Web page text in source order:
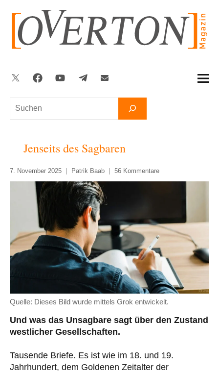
springen
Suchen
Twitter FacebookYouTubeTelegram
Jenseits des Sagbaren
7. November 2025 Patrik Baab 56 Kommentare
Quelle: Dieses Bild wurde mittels Grok entwickelt.
Und was das Unsagbare sagt über den Zustand
westlicher Gesellschaften.
Tausende Briefe. Es ist wie im 18. und 19.
Jahrhundert, dem Goldenen Zeitalter der